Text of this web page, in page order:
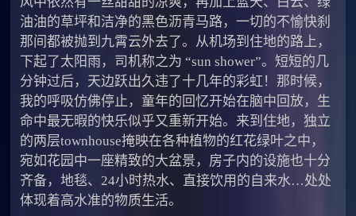
油油的草坪和洁净的黑色沥青马路，一切的不愉快刹
那间都被抛到九霄云外去了。从机场到住地的路上，
下起了太阳雨，司机称之为 “sun shower”。短短的几
分钟过后，天边跃出久违了十几年的彩虹！那时候，
我的呼吸仿佛停止，童年的回忆开始在脑中回放，生
命中最无暇的快乐似乎又重新开始。来到住地，独立
的两层townhouse掩映在各种植物的红花绿叶之中，
宛如花园中一座精致的大盆景，房子内的设施也十分
齐备，地毯、24小时热水、直接饮用的自来水…处处
体现着高水准的物质生活。